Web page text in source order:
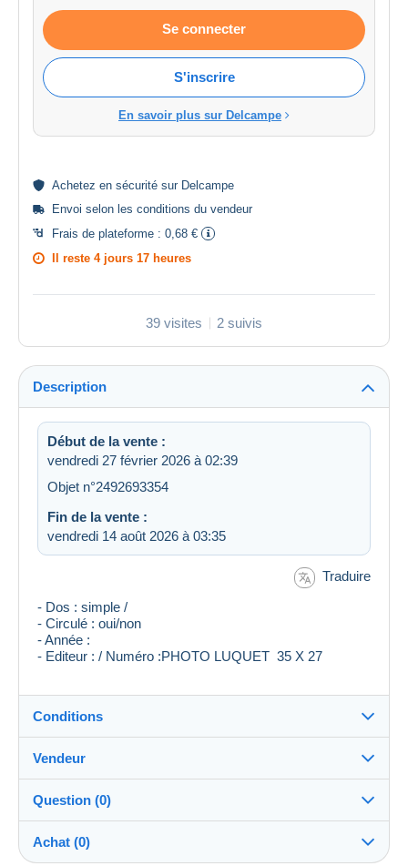
Se connecter
S'inscrire
En savoir plus sur Delcampe
Achetez en sécurité sur Delcampe
Envoi selon les conditions du vendeur
Frais de plateforme : 0,68 €
Il reste 4 jours 17 heures
39 visites 2 suivis
Description
Début de la vente :
vendredi 27 février 2026 à 02:39
Objet n°2492693354
Fin de la vente :
vendredi 14 août 2026 à 03:35
Traduire
- Dos : simple /
- Circulé : oui/non
- Année :
- Editeur : / Numéro :PHOTO LUQUET 35 X 27
Conditions
Destination :
Voir la liste des pays
Expédition :
Envoi après paiement
Vendeur
911estelle100%(28754x)
Question (0)
Achat (0)